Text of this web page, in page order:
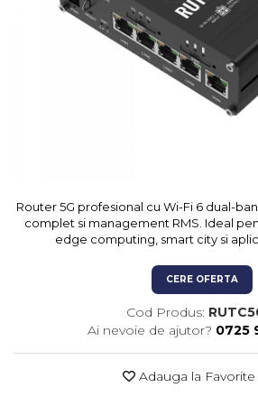
Kit-uri Feronerie Telescopice
Bariere Auto / Sisteme
Bolarzi antiterorism
Usi de Garaj
Electromagneti
Hard Disk-uri
NVR - Network Video Recorder
Router 5G profesional cu Wi-Fi 6 dual-
complet si management RMS. Ideal
edge computing, smart city si
CERE OFERTA
Cod Produs:
Ai nevoie de ajutor? 0725
Adauga la Favorite